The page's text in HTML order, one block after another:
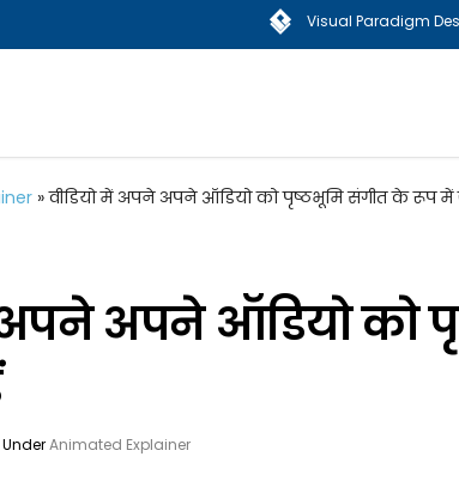
Visual Paradigm
»वीडियो में अपने अपने ऑडियो को पृष्ठभूमि संगीत के रूप में
अपने अपने ऑडियो को
UnderAnimated Explainer